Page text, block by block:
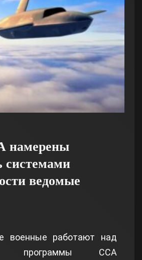
системами
ведомые
военные работают над
программы CCA